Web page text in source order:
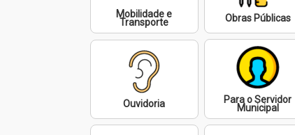
Mobilidade e
Transporte Obras Públicas
Ouvidoria Para o Servidor
Municipal